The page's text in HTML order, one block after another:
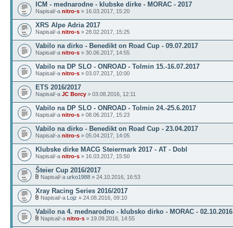
ICM - mednarodne - klubske dirke - MORAC - 2017
Napisal/-a nitro-s » 16.03.2017, 15:20
XRS Alpe Adria 2017
Napisal/-a nitro-s » 28.02.2017, 15:25
Vabilo na dirko - Benedikt on Road Cup - 09.07.2017
Napisal/-a nitro-s » 30.06.2017, 14:55
Vabilo na DP SLO - ONROAD - Tolmin 15.-16.07.2017
Napisal/-a nitro-s » 03.07.2017, 10:00
ETS 2016/2017
Napisal/-a JC Borcy » 03.08.2016, 12:11
Vabilo na DP SLO - ONROAD - Tolmin 24.-25.6.2017
Napisal/-a nitro-s » 08.06.2017, 15:23
Vabilo na dirko - Benedikt on Road Cup - 23.04.2017
Napisal/-a nitro-s » 05.04.2017, 14:05
Klubske dirke MACG Steiermark 2017 - AT - Dobl
Napisal/-a nitro-s » 16.03.2017, 15:50
Šteier Cup 2016/2017
Napisal/-a urko1988 » 24.10.2016, 16:53
Xray Racing Series 2016/2017
Napisal/-a Lojz » 24.08.2016, 09:10
Vabilo na 4. mednarodno - klubsko dirko - MORAC - 02.10.2016
Napisal/-a nitro-s » 19.09.2016, 14:55